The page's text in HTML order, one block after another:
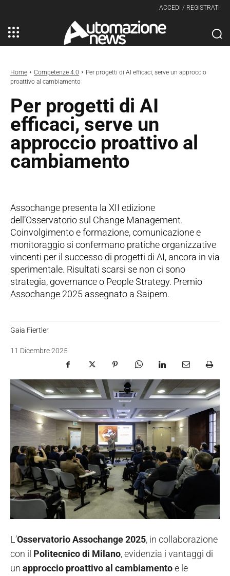
ACCEDI / REGISTRATI
Home Competenze 4.0
Per progetti di AI efficaci, serve un approccio
proattivo al cambiamento
Per progetti di AI
efficaci, serve un
approccio proattivo al
cambiamento
Assochange presenta la XII edizione
dell’Osservatorio sul Change Management.
Coinvolgimento e formazione, comunicazione e
monitoraggio si confermano pratiche organizzative
vincenti per il successo di progetti di AI, ancora in via
sperimentale. Risultati scarsi se non ci sono
strategia, governance o People Strategy. Premio
Assochange 2025 assegnato a Saipem.
Gaia Fiertler
11 Dicembre 2025
L’Osservatorio Assochange 2025, in collaborazione
con il Politecnico di Milano, evidenzia i vantaggi di
un approccio proattivo al cambiamentoe le